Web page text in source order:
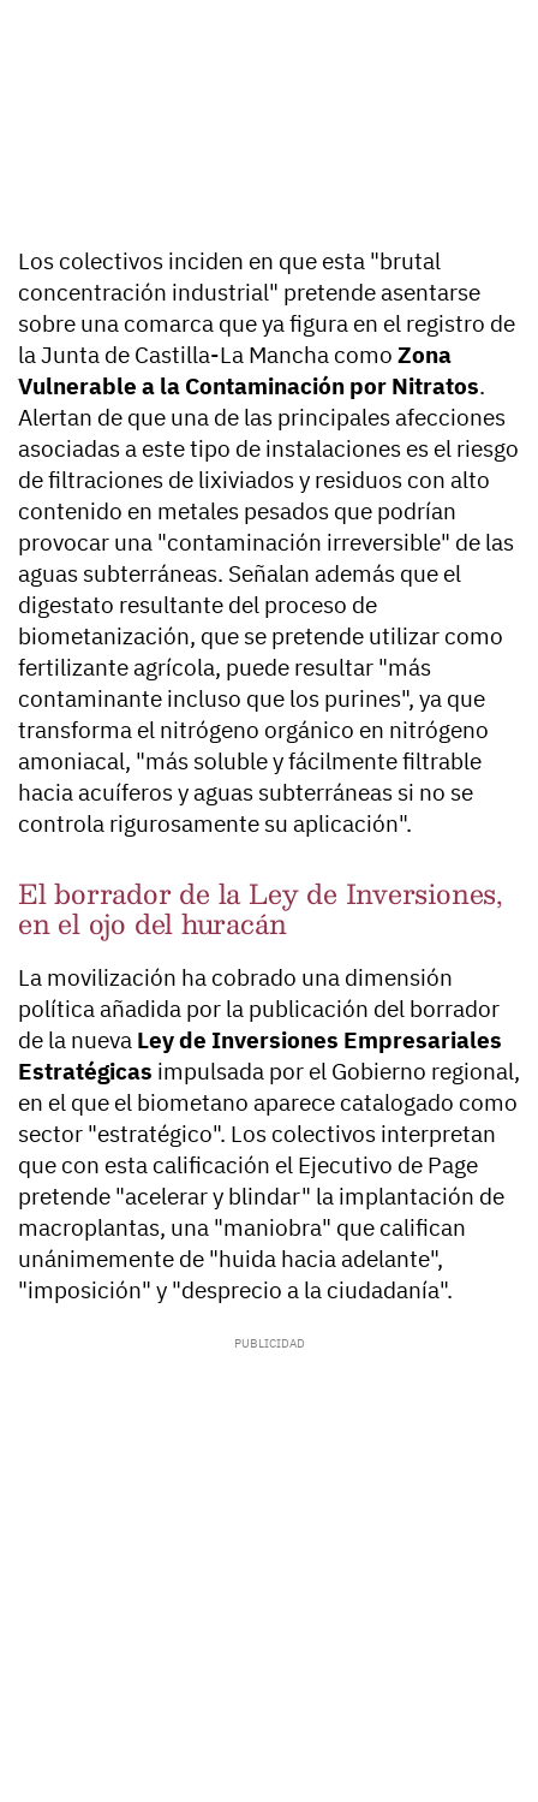
Los colectivos inciden en que esta "brutal
concentración industrial" pretende asentarse
sobre una comarca que ya figura en el registro de
la Junta de Castilla-La Mancha como Zona
Vulnerable a la Contaminación por Nitratos.
Alertan de que una de las principales afecciones
asociadas a este tipo de instalaciones es el riesgo
de filtraciones de lixiviados y residuos con alto
contenido en metales pesados que podrían
provocar una "contaminación irreversible" de las
aguas subterráneas. Señalan además que el
digestato resultante del proceso de
biometanización, que se pretende utilizar como
fertilizante agrícola, puede resultar "más
contaminante incluso que los purines", ya que
transforma el nitrógeno orgánico en nitrógeno
amoniacal, "más soluble y fácilmente filtrable
hacia acuíferos y aguas subterráneas si no se
controla rigurosamente su aplicación".
El borrador de la Ley de Inversiones,
en el ojo del huracán
La movilización ha cobrado una dimensión
política añadida por la publicación del borrador
de la nueva Ley de Inversiones Empresariales
Estratégicas impulsada por el Gobierno regional,
en el que el biometano aparece catalogado como
sector "estratégico". Los colectivos interpretan
que con esta calificación el Ejecutivo de Page
pretende "acelerar y blindar" la implantación de
macroplantas, una "maniobra" que califican
unánimemente de "huida hacia adelante",
"imposición" y "desprecio a la ciudadanía".